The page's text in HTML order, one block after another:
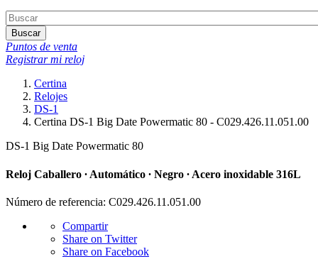
Buscar
Puntos de venta
Registrar mi reloj
Certina
Relojes
DS-1
Certina DS-1 Big Date Powermatic 80 - C029.426.11.051.00
DS-1 Big Date Powermatic 80
Reloj Caballero ∙ Automático ∙ Negro ∙ Acero inoxidable 316L
Número de referencia: C029.426.11.051.00
Compartir
Share on Twitter
Share on Facebook